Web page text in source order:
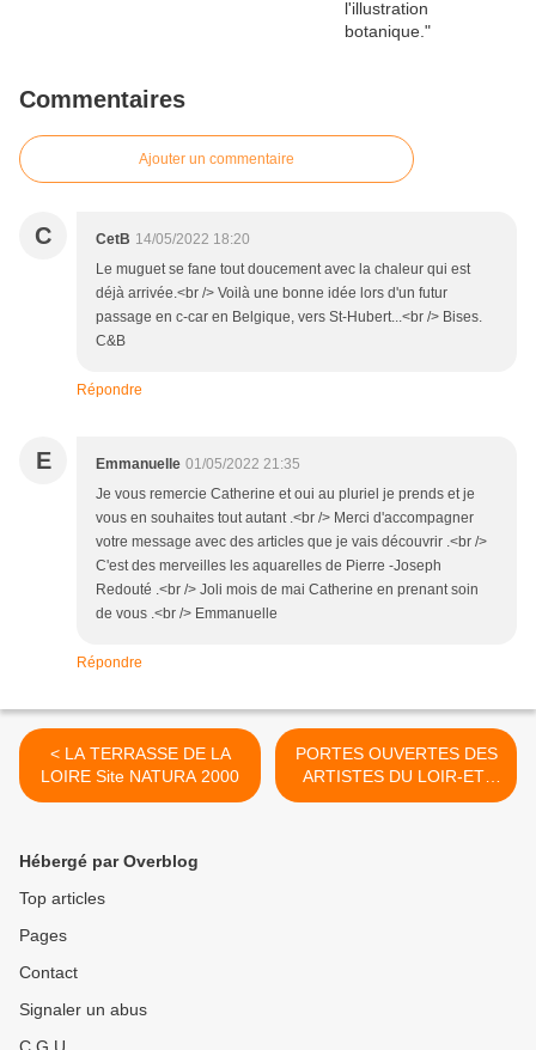
Commentaires
Ajouter un commentaire
C CetB 14/05/2022 18:20
Le muguet se fane tout doucement avec la chaleur qui est
déjà arrivée.<br /> Voilà une bonne idée lors d'un futur
passage en c-car en Belgique, vers St-Hubert...<br /> Bises.
C&B
Répondre
E Emmanuelle 01/05/2022 21:35
Je vous remercie Catherine et oui au pluriel je prends et je
vous en souhaites tout autant .<br /> Merci d'accompagner
votre message avec des articles que je vais découvrir .<br />
C'est des merveilles les aquarelles de Pierre -Joseph
Redouté .<br /> Joli mois de mai Catherine en prenant soin
de vous .<br /> Emmanuelle
Répondre
< LA TERRASSE DE LA
LOIRE Site NATURA 2000
PORTES OUVERTES DES
ARTISTES DU LOIR-ET-
CHER >
Hébergé par Overblog
Top articles
Pages
Contact
Signaler un abus